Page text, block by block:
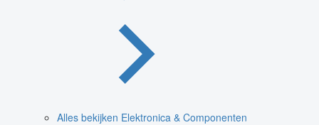
Alles bekijken Elektronica & Componenten